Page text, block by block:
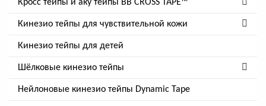
Кросс тейпы и аку тейпы BB CROSS TAPE™
Кинезио тейпы для чувствительной кожи
Кинезио тейпы для детей
Шёлковые кинезио тейпы
Нейлоновые кинезио тейпы Dynamic Tape